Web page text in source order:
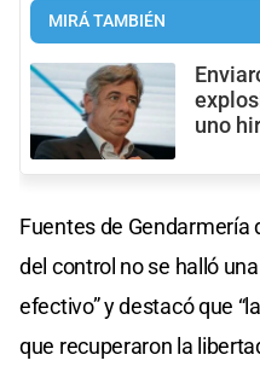
MIRÁ TAMBIÉN
uno
Fuentes de Gendarmería
del control no se halló
efectivo” y destacó que
que recuperaron la